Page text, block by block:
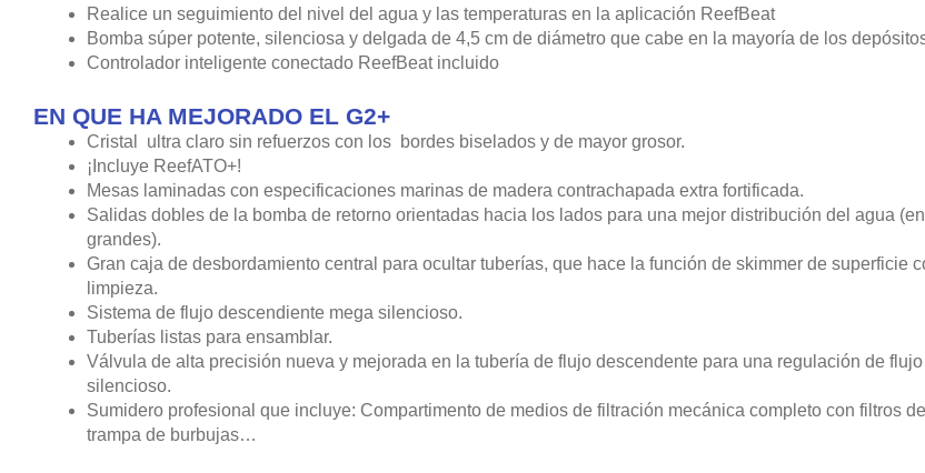
Realice un seguimiento del nivel del agua y las temperaturas en la aplicación ReefBeat
Bomba súper potente, silenciosa y delgada de 4,5 cm de diámetro que cabe en la mayoría de los
Controlador inteligente conectado ReefBeat incluido
EN QUE HA MEJORADO EL G2+
Cristal ultra claro sin refuerzos con los bordes biselados y de mayor grosor.
¡Incluye ReefATO+!
Mesas laminadas con especificaciones marinas de madera contrachapada extra fortificada.
Salidas dobles de la bomba de retorno orientadas hacia los lados para una mejor distribución del agua
grandes).
Gran caja de desbordamiento central para ocultar tuberías, que hace la función de skimmer de superficie
limpieza.
Sistema de flujo descendiente mega silencioso.
Tuberías listas para ensamblar.
Válvula de alta precisión nueva y mejorada en la tubería de flujo descendente para una regulación de
silencioso.
Sumidero profesional que incluye: Compartimento de medios de filtración mecánica completo con filtros
trampa de burbujas…